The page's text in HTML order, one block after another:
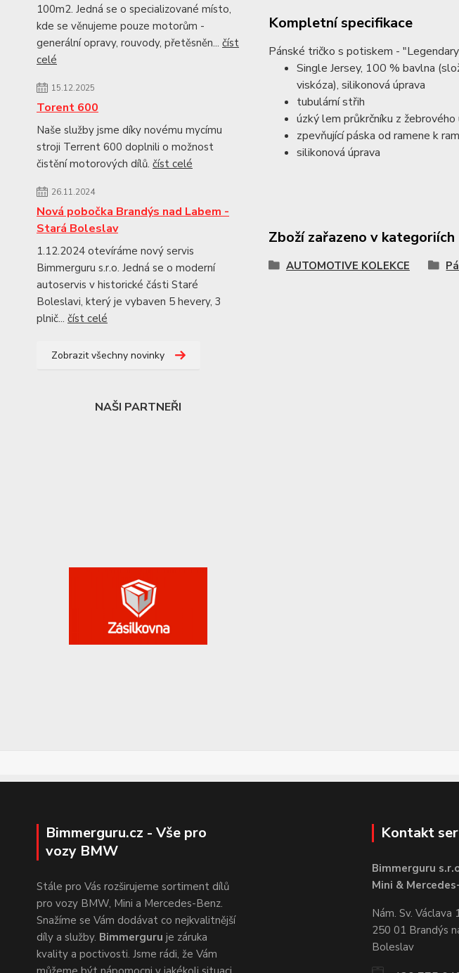
100m2. Jedná se o specializované místo,
kde se věnujeme pouze motorům -
generální opravy, rouvody, přetěsněn... číst
celé
15.12.2025
Torent 600
Naše služby jsme díky novému mycímu
stroji Terrent 600 doplnili o možnost
čistění motorových dílů. číst celé
26.11.2024
Nová pobočka Brandýs nad Labem -
Stará Boleslav
1.12.2024 otevíráme nový servis
Bimmerguru s.r.o. Jedná se o moderní
autoservis v historické části Staré
Boleslavi, který je vybaven 5 hevery, 3
plnič... číst celé
Zobrazit všechny novinky
NAŠI PARTNEŘI
Kompletní specifikace
Pánské tričko s potiskem -
Single Jersey, 100 % bavlna
viskóza), silikonová úprava
tubulární střih
úzký lem průkrčníku z
zpevňující páska od ramene k
silikonová úprava
Zboží zařazeno v kategoriích
AUTOMOTIVE KOLEKCE
Bimmerguru.cz - Vše pro
vozy BMW
Stále pro Vás rozširujeme sortiment dílů
pro vozy BMW, Mini a Mercedes-Benz.
Snažíme se Vám dodávat co nejkvalitnější
díly a služby. Bimmerguru je záruka
kvality a poctivosti. Jsme rádi, že Vám
Kontakt
Bimmerguru
Mini &
Nám. Sv. Václava
250 01 Brandýs
Boleslav